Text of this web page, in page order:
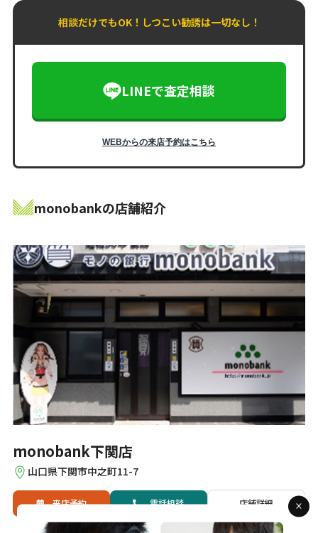
相談だけでもOK！しつこい勧誘は一切なし！
LINEで査定相談
WEBからの来店予約はこちら
monobankの店舗紹介
monobank下関店
山口県下関市中之町11-7
来店予約 電話相談 店舗詳細